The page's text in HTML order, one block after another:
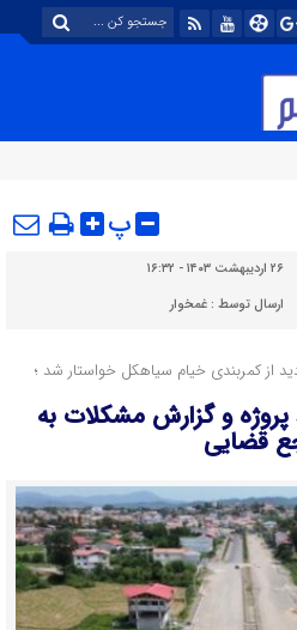
پ
۲۶ اردیبهشت ۱۴۰۳ - ۱۶:۳۲
ارسال توسط :غمخوار
از کمربندی خیام سیاهکل خواستار شد ؛
و گزارش مشکلات به
قضایی